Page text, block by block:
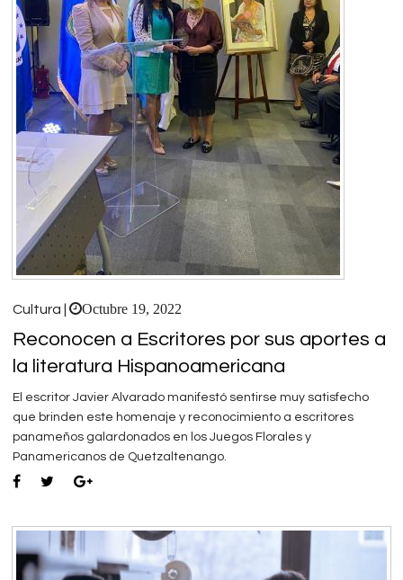
Cultura | Octubre 19, 2022
Reconocen a Escritores por sus aportes a
la literatura Hispanoamericana
El escritor Javier Alvarado manifestó sentirse muy satisfecho
que brinden este homenaje y reconocimiento a escritores
panameños galardonados en los Juegos Florales y
Panamericanos de Quetzaltenango.